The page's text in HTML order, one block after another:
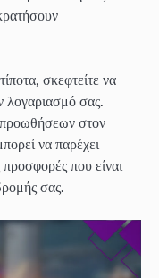
σκεφτείτε να
λογαριασμό σας.
προωθήσεων στον
να παρέχει
που είναι
σας.